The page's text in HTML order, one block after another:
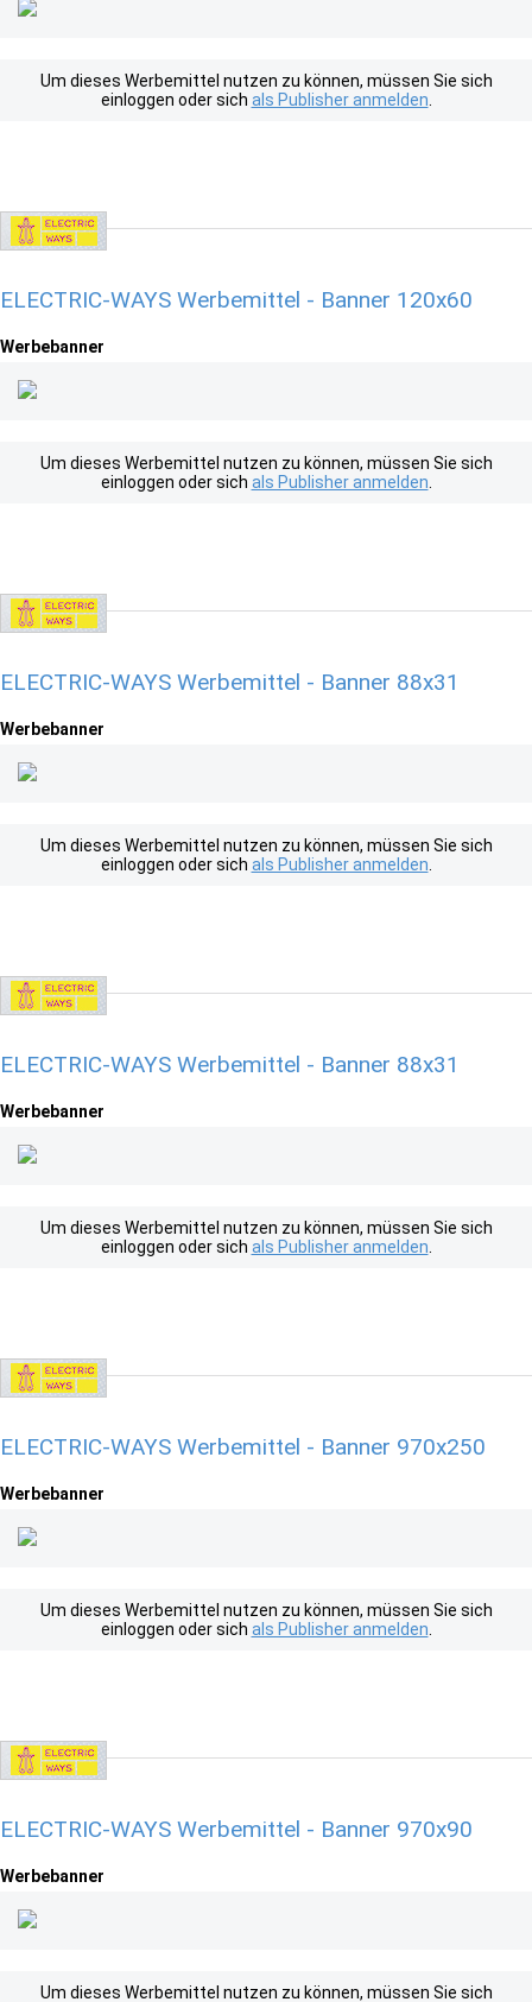
Um dieses Werbemittel nutzen zu können, müssen Sie sich
einloggen oder sich als Publisher anmelden
ELECTRIC-WAYS Werbemittel - Banner 120x60
Werbebanner
Um dieses Werbemittel nutzen zu können, müssen Sie sich
einloggen oder sich als Publisher anmelden
ELECTRIC-WAYS Werbemittel - Banner 88x31
Werbebanner
Um dieses Werbemittel nutzen zu können, müssen Sie sich
einloggen oder sich als Publisher anmelden
ELECTRIC-WAYS Werbemittel - Banner 88x31
Werbebanner
Um dieses Werbemittel nutzen zu können, müssen Sie sich
einloggen oder sich als Publisher anmelden
ELECTRIC-WAYS Werbemittel - Banner 970x250
Werbebanner
Um dieses Werbemittel nutzen zu können, müssen Sie sich
einloggen oder sich als Publisher anmelden
ELECTRIC-WAYS Werbemittel - Banner 970x90
Werbebanner
Um dieses Werbemittel nutzen zu können, müssen Sie sich